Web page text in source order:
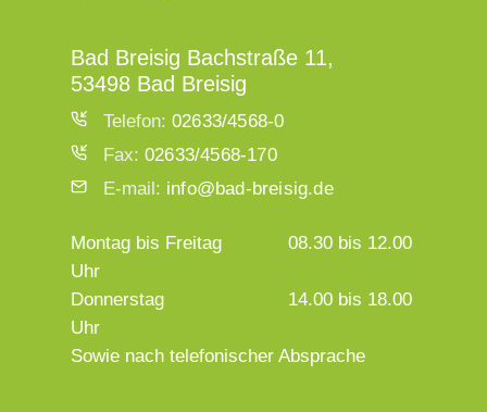
Bad Breisig Bachstraße 11,
53498 Bad Breisig
Telefon: 02633/4568-0
Fax: 02633/4568-170
E-mail: info@bad-breisig.de
Montag bis Freitag
08.30 bis 12.00
Uhr
Donnerstag
14.00 bis 18.00
Uhr
Sowie nach telefonischer Absprache